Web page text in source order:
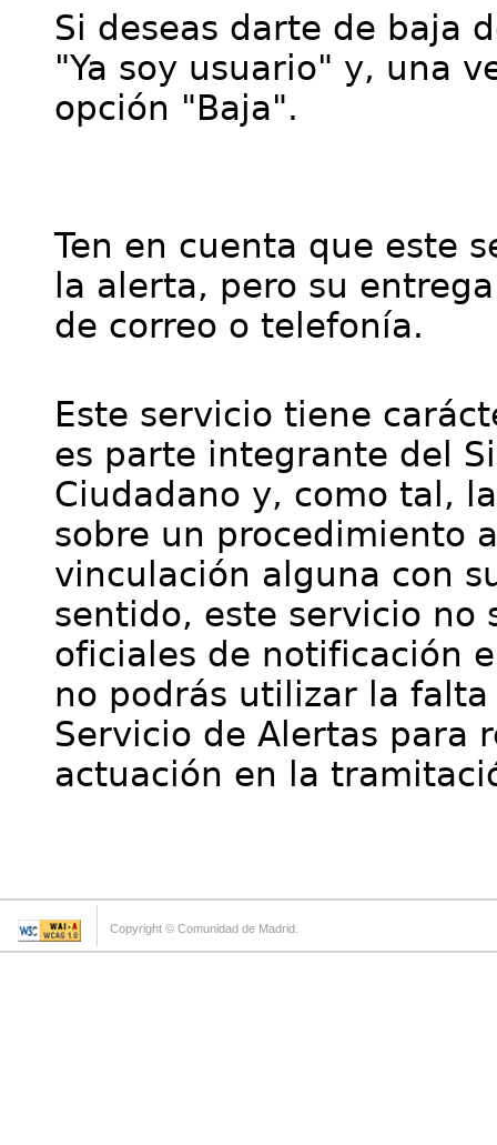
Si deseas darte de baja
"Ya soy usuario" y, una
opción "Baja".
Ten en cuenta que este
la alerta, pero su
de correo o telefonía.
Este servicio tiene
es parte integrante del
Ciudadano y, como tal,
sobre un procedimiento
vinculación alguna con
sentido, este servicio no
oficiales de notificación
no podrás utilizar la
Servicio de Alertas para
actuación en la
Copyright © Comunidad de Madrid.